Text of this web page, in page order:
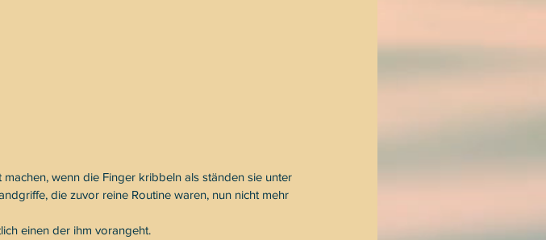
wenn die Finger kribbeln als ständen sie unter
die zuvor reine Routine waren, nun nicht mehr
einen der ihm vorangeht.